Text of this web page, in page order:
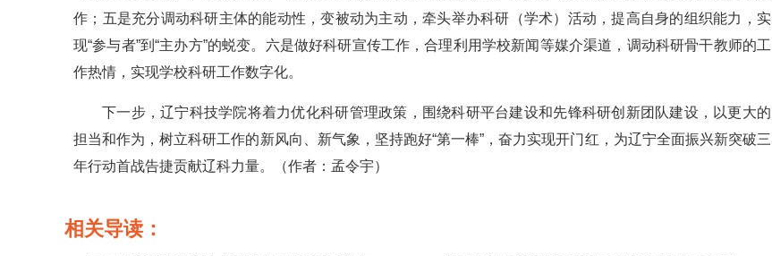
作；五是充分调动科研主体的能动性，变被动为主动，牵头举办科研（学术）活动，提高自身的组织能力，实
现“参与者”到“主办方”的蜕变。六是做好科研宣传工作，合理利用学校新闻等媒介渠道，调动科研骨干教师的工
作热情，实现学校科研工作数字化。
下一步，辽宁科技学院将着力优化科研管理政策，围绕科研平台建设和先锋科研创新团队建设，以更大的
担当和作为，树立科研工作的新风向、新气象，坚持跑好“第一棒”，奋力实现开门红，为辽宁全面振兴新突破三
年行动首战告捷贡献辽科力量。（作者：孟令宇）
相关导读：